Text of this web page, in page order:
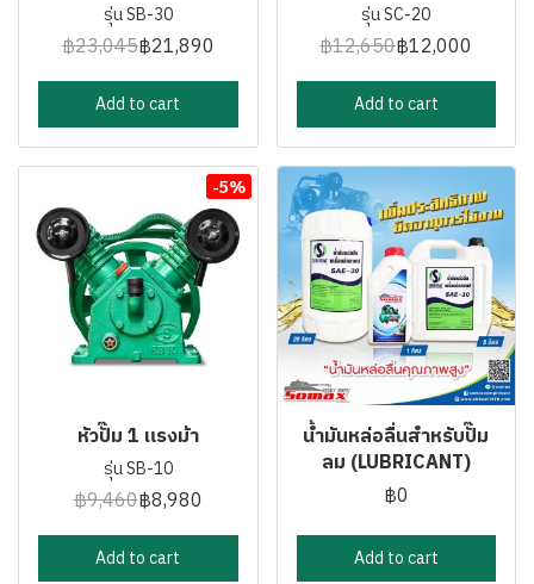
รุ่น SB-30
฿23,045฿21,890
Add to cart
รุ่น SC-20
฿12,650฿12,000
Add to cart
-5%
หัวปั๊ม 1 แรงม้า
รุ่น SB-10
฿9,460฿8,980
Add to cart
น้ำมันหล่อลื่นสำหรับปั๊ม
ลม (LUBRICANT)
฿0
Add to cart